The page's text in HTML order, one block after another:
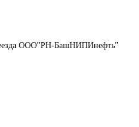
ООО"РН-БашНИПИнефть"